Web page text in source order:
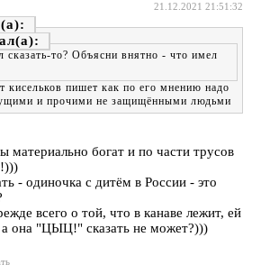
21.12.2021 21:51:32
сказать-то? Объясни внятно - что имел
кисельков пишет как по его мнению надо
и прочими не защищёнными людьми
материально богат и по части трусов
- одиночка с дитём в России - это
всего о той, что в канаве лежит, ей
а она "ЦЫЦ!" сказать не может?)))